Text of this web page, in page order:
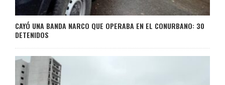
CAYÓ UNA BANDA NARCO QUE OPERABA EN EL CONURBANO: 30
DETENIDOS